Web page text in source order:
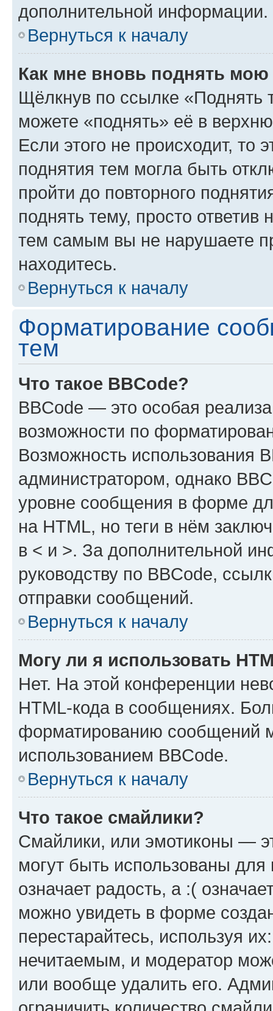
дополнительной информации.
Вернуться к началу
Как мне вновь поднять мою
Щёлкнув по ссылке «Поднять
можете «поднять» её в
Если этого не происходит, то
поднятия тем могла быть
пройти до повторного
поднять тему, просто ответив
тем самым вы не нарушаете
находитесь.
Вернуться к началу
Форматирование
тем
Что такое BBCode?
BBCode — это особая
возможности по
Возможность использования
администратором, однако
уровне сообщения в форме
на HTML, но теги в нём
в < и >. За дополнительной
руководству по BBCode,
отправки сообщений.
Вернуться к началу
Могу ли я использовать
Нет. На этой конференции
HTML-кода в сообщениях.
форматированию сообщений
использованием BBCode.
Вернуться к началу
Что такое смайлики?
Смайлики, или эмотиконы —
могут быть использованы
означает радость, а :(
можно увидеть в форме
перестарайтесь, используя
нечитаемым, и модератор
или вообще удалить его.